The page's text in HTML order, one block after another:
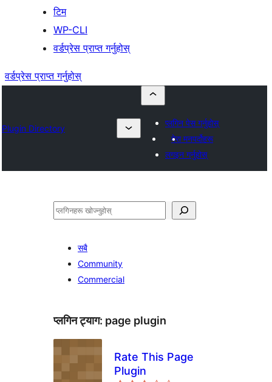
टिम
WP-CLI
वर्डप्रेस प्राप्त गर्नुहोस्
वर्डप्रेस प्राप्त गर्नुहोस्
Plugin Directory
प्लगिन पेस गर्नुहोस्
मेरा मनपर्दोहरू
लगइन गर्नुहोस्
खोज्नुहोस्
सबै
Community
Commercial
प्लगिन ट्याग: page plugin
Rate This Page
Plugin